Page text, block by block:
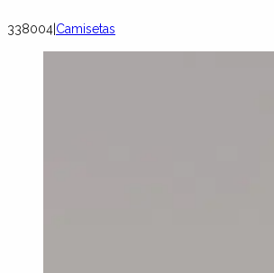
338004 Camisetas